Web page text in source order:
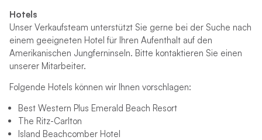
Hotels
Unser Verkaufsteam unterstützt Sie gerne bei der Suche nach
einem geeigneten Hotel für Ihren Aufenthalt auf den
Amerikanischen Jungferninseln. Bitte kontaktieren Sie einen
unserer Mitarbeiter.
Folgende Hotels können wir Ihnen vorschlagen:
BestWestern Plus Emerald Beach Resort
The Ritz-Carlton
Island Beachcomber Hotel